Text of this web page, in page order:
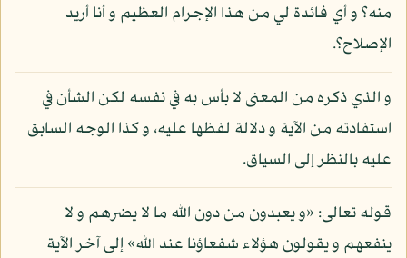
منه؟ و أي فائدة لي من هذا الإجرام العظيم و أنا أريد
الإصلاح؟.
و الذي ذكره من المعنى لا بأس به في نفسه لكن الشأن في
استفادته من الآية و دلالة لفظها عليه، و كذا الوجه السابق
عليه بالنظر إلى السياق.
قوله تعالى: «و يعبدون من دون الله ما لا يضرهم و لا
ينفعهم و يقولون هؤلاء شفعاؤنا عند الله» إلى آخر الآية